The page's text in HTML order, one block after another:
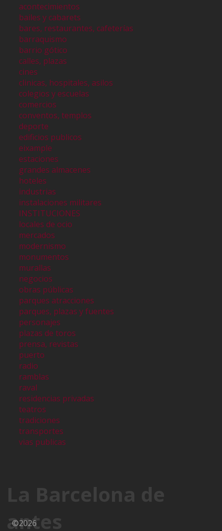
acontecimientos
bailes y cabarets
bares, restaurantes, cafeterías
barraquismo
barrio gótico
calles, plazas
cines
clinicas, hospitales, asilos
colegios y escuelas
comercios
conventos, templos
deporte
edificios publicos
eixample
estaciones
grandes almacenes
hoteles
industrias
instalaciones militares
INSTITUCIONES
locales de ocio
mercados
modernismo
monumentos
murallas
negocios
obras públicas
parques atracciones
parques, plazas y fuentes
personajes
plazas de toros
prensa, revistas
puerto
radio
ramblas
raval
residencias privadas
teatros
tradiciones
transportes
vias publicas
La Barcelona de
antes
©2026